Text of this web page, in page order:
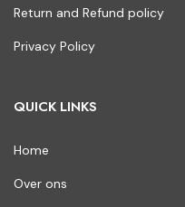
Return and Refund policy
Privacy Policy
QUICK LINKS
Home
Over ons